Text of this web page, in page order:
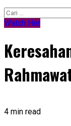
Cari
untuk:
Watch Her
4 min read